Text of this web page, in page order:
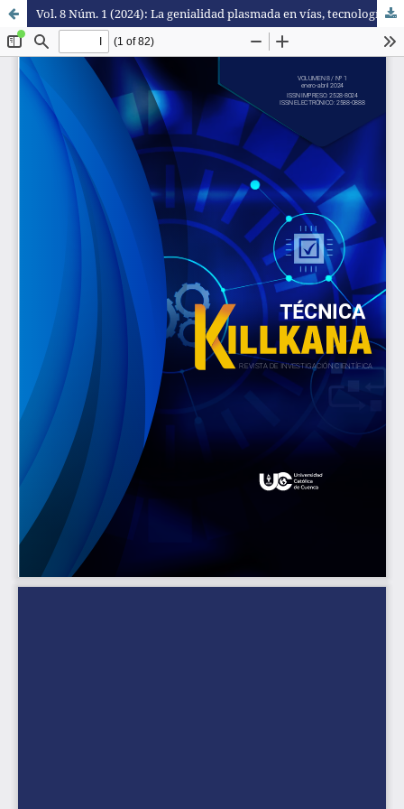
Vol. 8 Núm. 1 (2024): La genialidad plasmada en vías, tecnología y más.